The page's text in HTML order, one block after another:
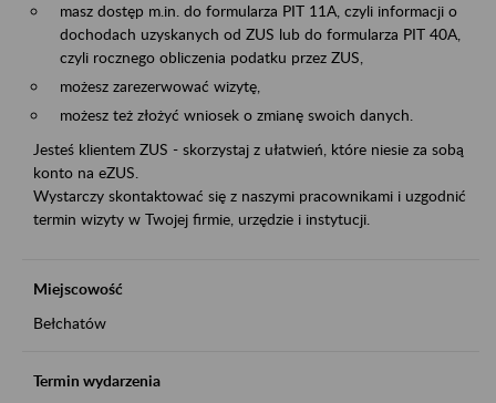
masz dostęp m.in. do formularza PIT 11A, czyli informacji o
dochodach uzyskanych od ZUS lub do formularza PIT 40A,
czyli rocznego obliczenia podatku przez ZUS,
możesz zarezerwować wizytę,
możesz też złożyć wniosek o zmianę swoich danych.
Jesteś klientem ZUS - skorzystaj z ułatwień, które niesie za sobą
konto na eZUS.
Wystarczy skontaktować się z naszymi pracownikami i uzgodnić
termin wizyty w Twojej firmie, urzędzie i instytucji.
Miejscowość
Bełchatów
Termin wydarzenia